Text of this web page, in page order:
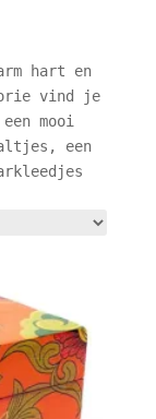
hart en
vind je
mooi
een